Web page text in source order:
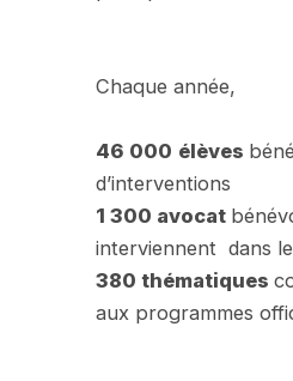
Chaque année,
46 000 élèves
d’interventions
1 300 avocat
interviennent dans
380 thématiques
aux programmes